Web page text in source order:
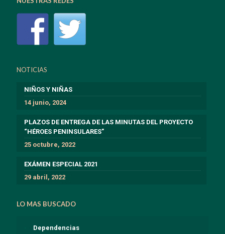
NOTICIAS
NIÑOS Y NIÑAS
14 junio, 2024
PLAZOS DE ENTREGA DE LAS MINUTAS DEL PROYECTO
“HÉROES PENINSULARES”
25 octubre, 2022
EXÁMEN ESPECIAL 2021
29 abril, 2022
LO MAS BUSCADO
Dependencias